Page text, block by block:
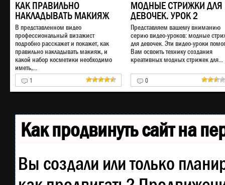
КАК ПРАВИЛЬНО
НАКЛАДЫВАТЬ МАКИЯЖ
В представленном видео
профессиональный визажист
подробно расскажет и покажет, как
правильно накладывать макияж, и
какой набор косметики необходимо
иметь,...
1
МОДНЫЕ СТРИЖКИ ДЛЯ
ДЕВОЧЕК. УРОК 2
Представляем вашему вниманию
серию видео-уроков: модные
для девочек. Эти видео-уроки
Вам освоить технику создания
креативных модных стрижек для...
0
Как продвинуть сайт на
Вы создали или только